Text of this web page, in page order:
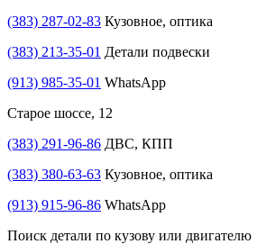
(383) 287-02-83 Кузовное, оптика
(383) 213-35-01 Детали подвески
(913) 985-35-01 WhatsApp
Старое шоссе, 12
(383) 291-96-86 ДВС, КПП
(383) 380-63-63 Кузовное, оптика
(913) 915-96-86 WhatsApp
Поиск детали по кузову или двигателю